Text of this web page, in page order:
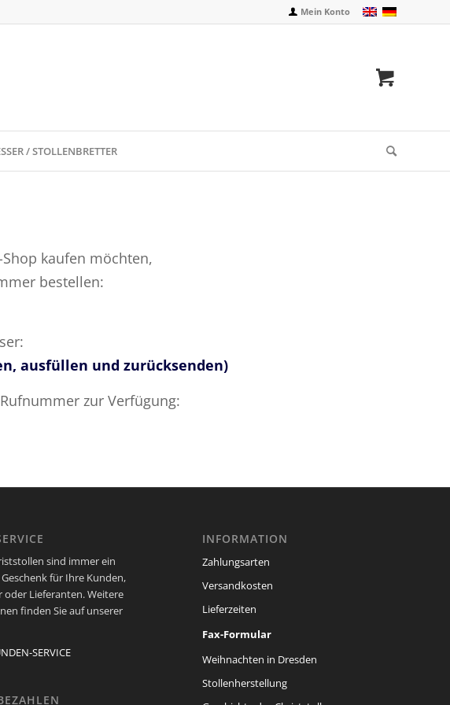
Mein Konto
/ STOLLENBRETTER
kaufen möchten,
bestellen:
ausfüllen und zurücksenden)
zur Verfügung:
sind immer ein
für Ihre Kunden,
oder Lieferanten. Weitere
finden Sie auf unserer
SERVICE
INFORMATION
Zahlungsarten
Versandkosten
Lieferzeiten
Fax-Formular
Weihnachten in Dresden
Stollenherstellung